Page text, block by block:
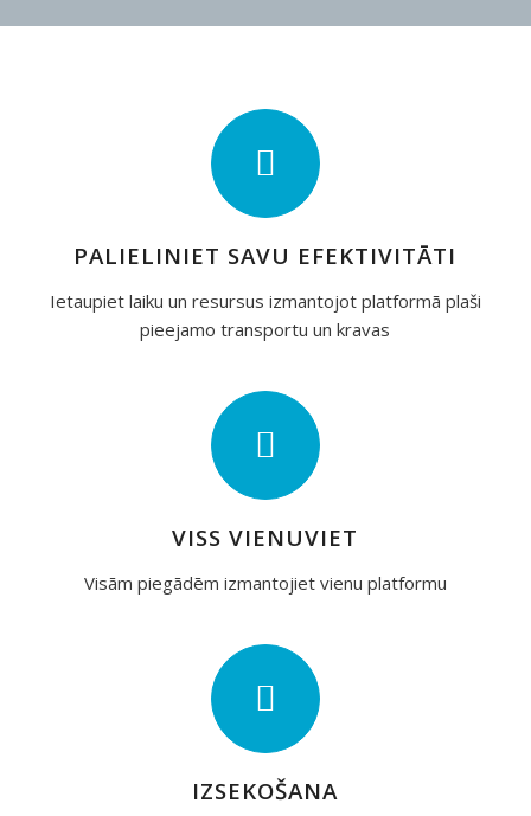
PALIELINIET SAVU EFEKTIVITĀTI
Ietaupiet laiku un resursus izmantojot platformā plaši
pieejamo transportu un kravas
VISS VIENUVIET
Visām piegādēm izmantojiet vienu platformu
IZSEKOŠANA